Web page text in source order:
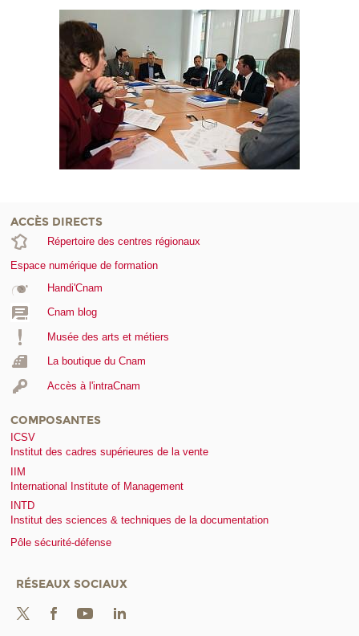
ACCÈS DIRECTS
Répertoire des centres régionaux
Espace numérique de formation
Handi'Cnam
Cnam blog
Musée des arts et métiers
La boutique du Cnam
Accès à l'intraCnam
COMPOSANTES
ICSV
Institut des cadres supérieures de la vente
IIM
International Institute of Management
INTD
Institut des sciences & techniques de la documentation
Pôle sécurité-défense
RÉSEAUX SOCIAUX